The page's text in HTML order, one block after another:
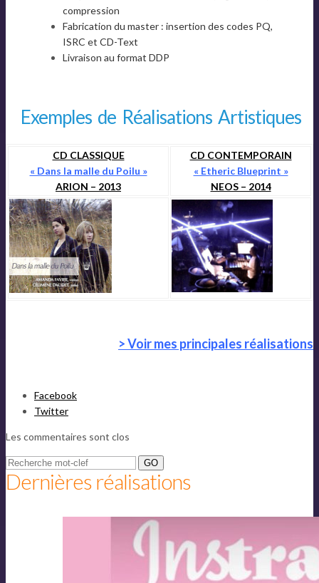
compression
Fabrication du master : insertion des codes PQ,
ISRC et CD-Text
Livraison au format DDP
Exemples de Réalisations Artistiques
CD CLASSIQUE
« Dans la malle du Poilu »
ARION – 2013
CD CONTEMPORAIN
« Etheric Blueprint »
NEOS – 2014
>Voir mes principales réalisations
Partager
"STUDIO"
Facebook
Twitter
Les commentaires sont clos
Search
for:
Dernières réalisations